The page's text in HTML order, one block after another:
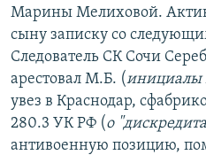
Марины Мелиховой.
сыну записку со
Следователь СК Сочи
арестовал М.Б. (инициалы
увез в Краснодар,
280.3 УК РФ (о
антивоенную позицию,